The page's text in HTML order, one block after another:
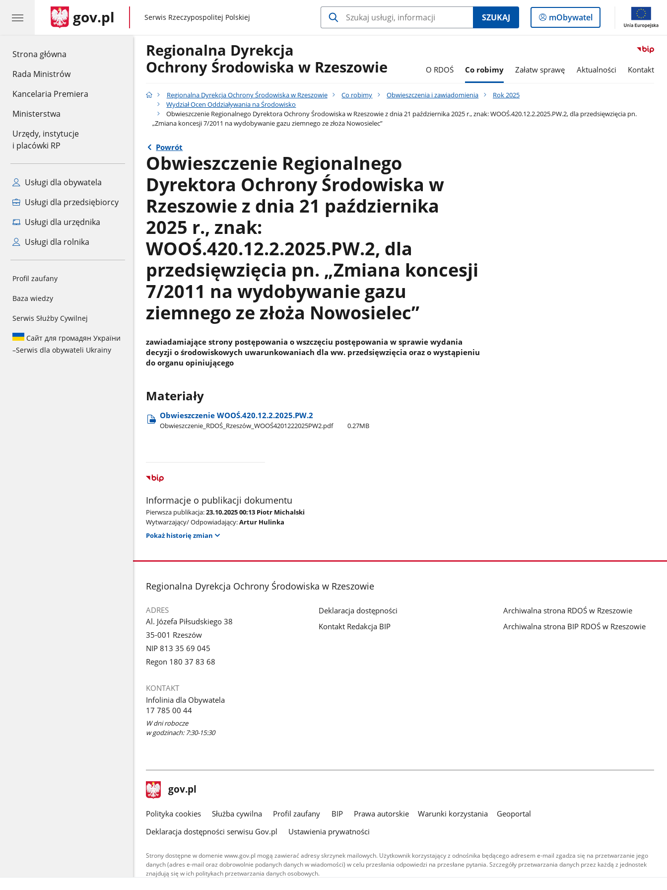
Strona główna
Rada Ministrów
Kancelaria Premiera
Ministerstwa
Urzędy, instytucje
i placówki RP
Usługi dla obywatela
Usługi dla przedsiębiorcy
Usługi dla urzędnika
Usługi dla rolnika
Profil zaufany
Baza wiedzy
Serwis Służby Cywilnej
Сайт для громадян України
–Serwis dla obywateli Ukrainy
gov.pl gov.pl
Serwis Rzeczypospolitej Polskiej SZUKAJ
Logowanie
do
mObywatel
Regionalna Dyrekcja
Ochrony Środowiska w Rzeszowie
O RDOŚ Co robimy Załatw sprawę Aktualności Kontakt
Regionalna Dyrekcja Ochrony Środowiska w Rzeszowie Co robimy Obwieszczenia i zawiadomienia
Rok 2025
Wydział Ocen Oddziaływania na Środowisko
Obwieszczenie Regionalnego Dyrektora Ochrony Środowiska w Rzeszowie z dnia 21 października 2025 r., znak: WOOŚ.420.12.2.2025.PW.2, dla przedsięwzięcia pn.
„Zmiana koncesji 7/2011 na wydobywanie gazu ziemnego ze złoża Nowosielec”
Powrót
Obwieszczenie Regionalnego
Dyrektora Ochrony Środowiska w
Rzeszowie z dnia 21 października
2025 r., znak:
WOOŚ.420.12.2.2025.PW.2, dla
przedsięwzięcia pn. „Zmiana koncesji
7/2011 na wydobywanie gazu
ziemnego ze złoża Nowosielec”
zawiadamiające strony postępowania o wszczęciu postępowania w sprawie wydania
decyzji o środowiskowych uwarunkowaniach dla ww. przedsięwzięcia oraz o wystąpieniu
do organu opiniującego
Materiały
Obwieszczenie WOOŚ.420.12.2.2025.PW.2
Obwieszczenie​_RDOŚ​_Rzeszów​_WOOŚ4201222025PW2.pdf 0.27MB
Informacje o publikacji dokumentu
Pierwsza publikacja:23.10.2025 00:13 Piotr Michalski
Wytwarzający/ Odpowiadający:Artur Hulinka
Pokaż historię zmian
stopka
Regionalna Dyrekcja Ochrony Środowiska w Rzeszowie
ADRES
Al. Józefa Piłsudskiego 38
35-001 Rzeszów
NIP 813 35 69 045
Regon 180 37 83 68
KONTAKT
Infolinia dla Obywatela
17 785 00 44
W dni robocze
w godzinach: 7:30-15:30
Deklaracja dostępności
Kontakt Redakcja BIP
Archiwalna strona RDOŚ w Rzeszowie
Archiwalna strona BIP RDOŚ w Rzeszowie
stopka
gov.pl Strona
gov.pl
gov.pl
Polityka cookies Służba cywilna Profil zaufany BIP Prawa autorskie Warunki korzystania
Geoportal
Deklaracja dostępności serwisu Gov.pl
Ustawienia prywatności
Strony dostępne w domenie www.gov.pl mogą zawierać adresy skrzynek mailowych. Użytkownik korzystający z odnośnika będącego adresem e-mail zgadza się na przetwarzanie jego
danych (adres e-mail oraz dobrowolnie podanych danych w wiadomości) w celu przesłania odpowiedzi na przesłane pytania. Szczegóły przetwarzania danych przez każdą z jednostek
znajdują się w ich politykach przetwarzania danych osobowych.